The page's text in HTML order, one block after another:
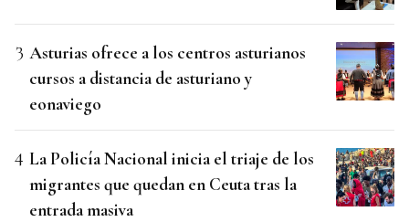
Asturias ofrece a los centros asturianos
cursos a distancia de asturiano y
eonaviego
La Policía Nacional inicia el triaje de los
migrantes que quedan en Ceuta tras la
entrada masiva